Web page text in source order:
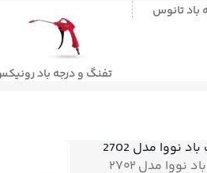
سنباده زن رنده نجاری برقی میخکوب و
و بکس شارژی تفنگ چسبارهدریلفرز
باد تانوس
تفنگ و درجه باد
نووا مدل ۲۷۰۲